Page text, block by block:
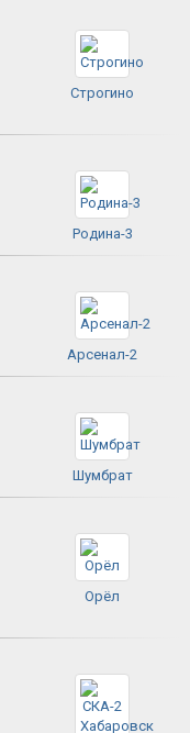
Строгино
Родина-3
Арсенал-2
Шумбрат
Орёл